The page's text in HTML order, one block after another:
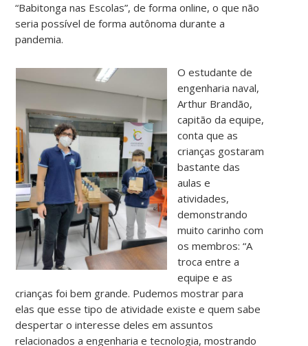
“Babitonga nas Escolas”, de forma online, o que não
seria possível de forma autônoma durante a
pandemia.
O estudante de
engenharia naval,
Arthur Brandão,
capitão da equipe,
conta que as
crianças gostaram
bastante das
aulas e
atividades,
demonstrando
muito carinho com
os membros: “A
troca entre a
equipe e as
crianças foi bem grande. Pudemos mostrar para
elas que esse tipo de atividade existe e quem sabe
despertar o interesse deles em assuntos
relacionados a engenharia e tecnologia, mostrando